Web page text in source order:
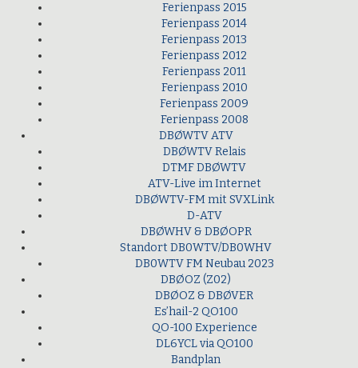
Ferienpass 2015
Ferienpass 2014
Ferienpass 2013
Ferienpass 2012
Ferienpass 2011
Ferienpass 2010
Ferienpass 2009
Ferienpass 2008
DBØWTV ATV
DBØWTV Relais
DTMF DBØWTV
ATV-Live im Internet
DBØWTV-FM mit SVXLink
D-ATV
DBØWHV & DBØOPR
Standort DB0WTV/DB0WHV
DB0WTV FM Neubau 2023
DBØOZ (Z02)
DBØOZ & DBØVER
Es’hail-2 QO100
QO-100 Experience
DL6YCL via QO100
Bandplan